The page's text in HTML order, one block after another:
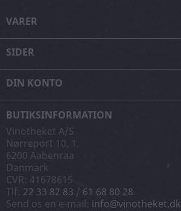
VARER
SIDER
DIN KONTO
BUTIKSINFORMATION
Vinotheket A/S
Nørreport 10, 1.
6200 Aabenraa
Danmark
CVR: 41678615
Tlf: 22 33 82 83 / 61 68 80 28
Send os en e-mail: info@vinotheket.dk